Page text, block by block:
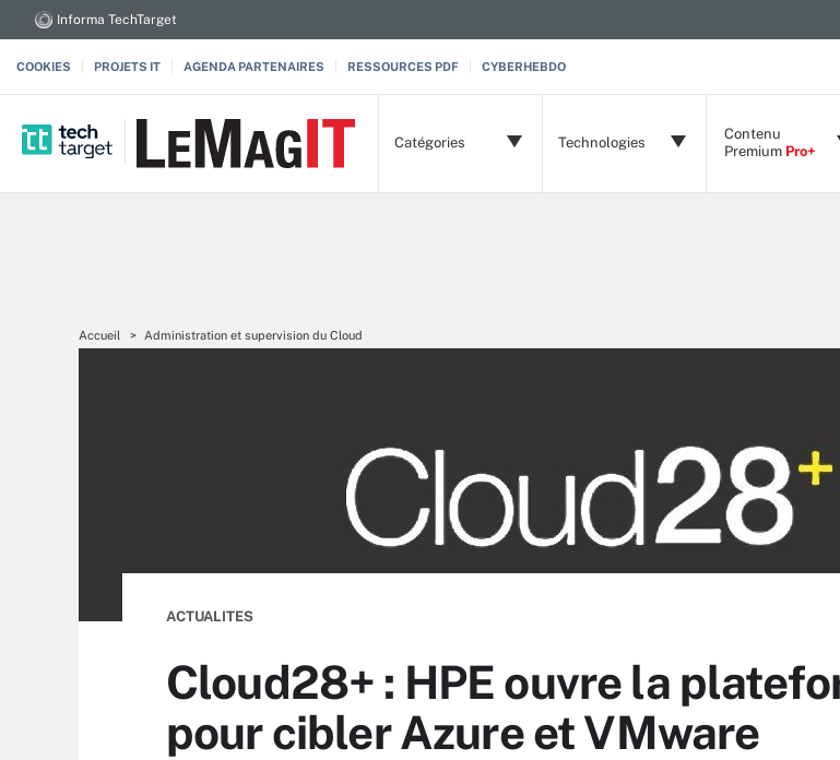
Informa TechTarget
COOKIES PROJETS IT AGENDA PARTENAIRES RESSOURCES PDF CYBERHEBDO
Catégories Technologies
Contenu
Premium Pro+
Accueil Administration et supervision du Cloud
ACTUALITES
Cloud28+ : HPE ouvre la
pour cibler Azure et VMware